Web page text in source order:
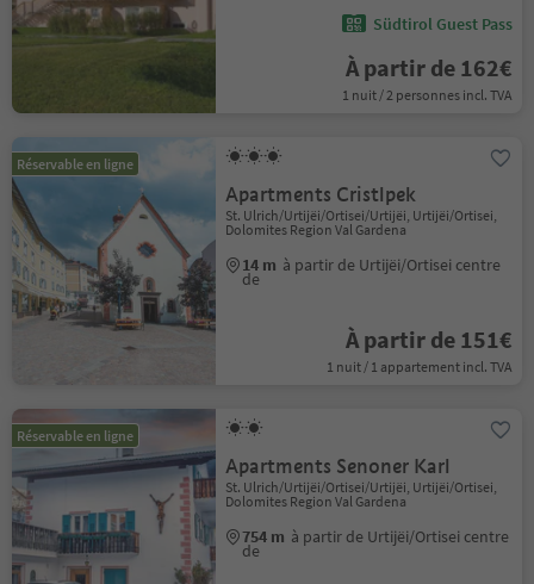
Südtirol Guest Pass
À partir de 162€
1 nuit / 2 personnes incl. TVA
Réservable en ligne
Apartments Cristlpek
St. Ulrich/Urtijëi/Ortisei/Urtijëi, Urtijëi/Ortisei,
Dolomites Region Val Gardena
14 m à partir de Urtijëi/Ortisei centre
de
À partir de 151€
1 nuit / 1 appartement incl. TVA
Réservable en ligne
Apartments Senoner Karl
St. Ulrich/Urtijëi/Ortisei/Urtijëi, Urtijëi/Ortisei,
Dolomites Region Val Gardena
754 m à partir de Urtijëi/Ortisei centre
de